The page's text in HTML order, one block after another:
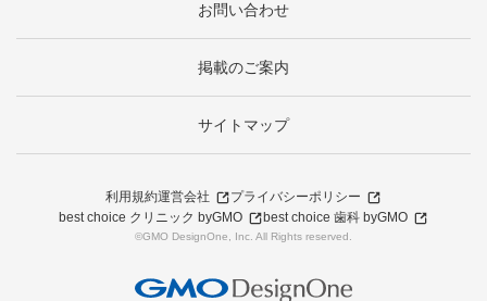
お問い合わせ
掲載のご案内
サイトマップ
利用規約運営会社
プライバシーポリシー
best choice クリニック byGMO
best choice 歯科 byGMO
©GMO DesignOne, Inc. All Rights reserved.